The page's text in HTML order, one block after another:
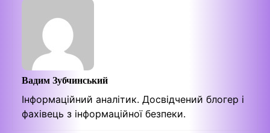
Вадим Зубчинський
Інформаційний аналітик. Досвідчений блогер і
фахівець з інформаційної безпеки.